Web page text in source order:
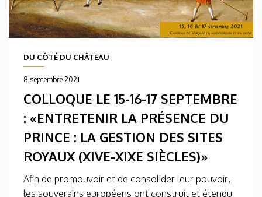
DU CÔTÉ DU CHÂTEAU
8 septembre 2021
COLLOQUE LE 15-16-17 SEPTEMBRE
: «ENTRETENIR LA PRÉSENCE DU
PRINCE : LA GESTION DES SITES
ROYAUX (XIVE-XIXE SIÈCLES)»
Afin de promouvoir et de consolider leur pouvoir,
les souverains européens ont construit et étendu